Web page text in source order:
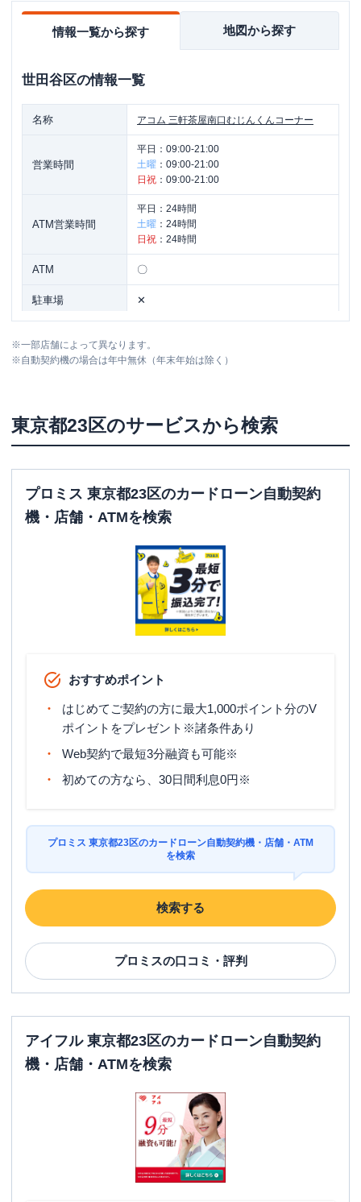
情報一覧から探す 地図から探す
世田谷区の情報一覧
名称 アコム 三軒茶屋南口むじんくんコーナー
営業時間
平日： 09:00-21:00
土曜 ： 09:00-21:00
日祝 ： 09:00-21:00
ATM営業時間
平日： 24時間
土曜 ： 24時間
日祝 ： 24時間
ATM 〇
駐車場 ✕
住所
ステーションプラザ・ロイヤルビル４Ｆ
平日： 09:00-21:00
ATM営業時間
平日：
土曜：08:00-22:00
日祝：08:00-22:00
〇
✕
東京都世田谷区経堂１丁目１９-７ セン
トラル経堂ビル２Ｆ
中央区 の情報一覧
アコム 八重洲北口むじんくんコーナー
営業時間
土曜：09:00-21:00
日祝
：09:00-21:00
06:00-24:00
駐車場
東京都中央区八重洲１丁目６－１７ 大
久保ビル４Ｆ
中野区の情報一覧
名称 アコム 中野北口むじんくんコーナー
平日：09:00-21:00
日祝：09:00-21:00
平日：24時間
土曜：24時間
24時間
〇
※一部店舗によって異なります。
※自動契約機の場合は年中無休（年末年始は除く）
東京都23区のサービスから検索
プロミス 東京都23区のカードローン自動契約
機・店舗・ATMを検索
おすすめポイント
はじめてご契約の方に最大1,000ポイント分のV
ポイントをプレゼント※諸条件あり
Web契約で最短3分融資も可能※
初めての方なら、30日間利息0円※
プロミス 東京都23区のカードローン自動契約機・店舗・ATM
を検索
検索する
プロミスの口コミ・評判
アイフル 東京都23区のカードローン自動契約
機・店舗・ATMを検索